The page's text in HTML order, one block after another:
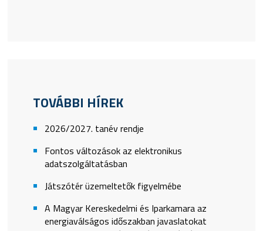
TOVÁBBI HÍREK
2026/2027. tanév rendje
Fontos változások az elektronikus
adatszolgáltatásban
Játszótér üzemeltetők figyelmébe
A Magyar Kereskedelmi és Iparkamara az
energiaválságos időszakban javaslatokat